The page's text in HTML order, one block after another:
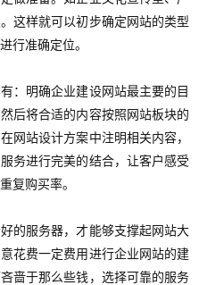
这样就可以初步确定网站的类型
行准确定位。
：明确企业建设网站最主要的目
后将合适的内容按照网站板块的
网站设计方案中注明相关内容，
务进行完美的结合，让客户感受
复购买率。
的服务器，才能够支撑起网站大
花费一定费用进行企业网站的建
啬于那么些钱，选择可靠的服务